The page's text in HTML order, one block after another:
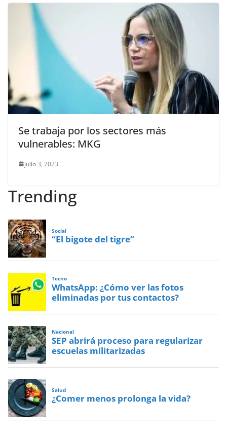
Se trabaja por los sectores más
vulnerables: MKG
julio 3, 2023
Trending
Social
“El bigote del tigre”
Tecno
WhatsApp: ¿Cómo ver las fotos
eliminadas por tus contactos?
Nacional
SEP abrirá proceso para regularizar
escuelas militarizadas
Salud
¿Comer menos prolonga la vida?